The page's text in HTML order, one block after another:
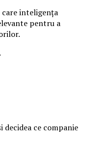
care inteligența
pentru a
ce companie